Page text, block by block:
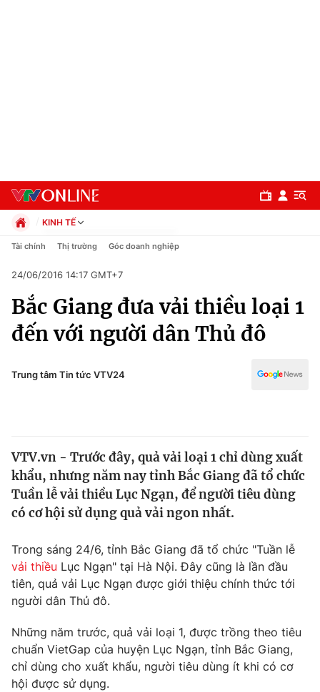
Chuyên mục
Chính trị
Thế giới
Tin tức
Thế giới đó đây
Câu chuyện quốc tế
Tài chính
Thị trường
Dữ liệu và đời sống
Phim VTV
Hậu trường
Giải trí
Điện ảnh
KINH TẾ
Chính trị
Pháp luật
Kinh tế
Thể thao
Truyền hình
Y tế
Tài chính Thị trường Góc doanh nghiệp
24/06/2016 14:17 GMT+7
Bắc Giang đưa vải thiều loại 1
đến với người dân Thủ đô
Trung tâm Tin tức VTV24
VTV.vn - Trước đây, quả vải loại 1 chỉ dùng xuất
khẩu, nhưng năm nay tỉnh Bắc Giang đã tổ chức
Tuần lễ vải thiều Lục Ngạn, để người tiêu dùng
có cơ hội sử dụng quả vải ngon nhất.
Trong sáng 24/6, tỉnh Bắc Giang đã tổ chức "Tuần lễ
vải thiều Lục Ngạn" tại Hà Nội. Đây cũng là lần đầu
tiên, quả vải Lục Ngạn được giới thiệu chính thức tới
người dân Thủ đô.
Những năm trước, quả vải loại 1, được trồng theo tiêu
chuẩn VietGap của huyện Lục Ngạn, tỉnh Bắc Giang,
chỉ dùng cho xuất khẩu, người tiêu dùng ít khi có cơ
hội được sử dụng.